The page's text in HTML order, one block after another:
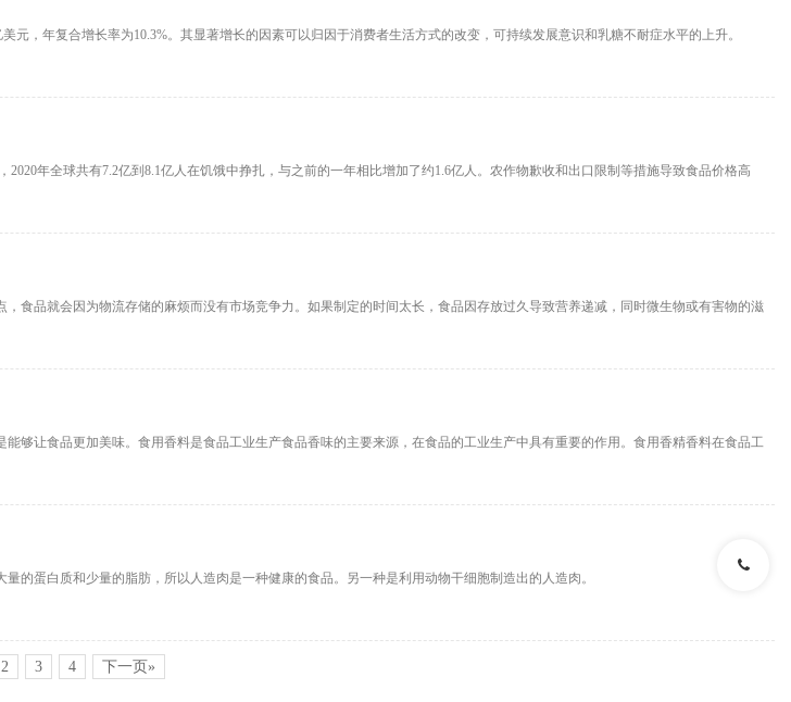
元，年复合增长率为10.3%。其显著增长的因素可以归因于消费者生活方式的改变，可持续发展意识和乳糖不耐症水平的上升。
年全球共有7.2亿到8.1亿人在饥饿中挣扎，与之前的一年相比增加了约1.6亿人。农作物歉收和出口限制等措施导致食品价格高
食品就会因为物流存储的麻烦而没有市场竞争力。如果制定的时间太长，食品因存放过久导致营养递减，同时微生物或有害物的滋
够让食品更加美味。食用香料是食品工业生产食品香味的主要来源，在食品的工业生产中具有重要的作用。食用香精香料在食品工
的蛋白质和少量的脂肪，所以人造肉是一种健康的食品。另一种是利用动物干细胞制造出的人造肉。
2 3 4 下一页»